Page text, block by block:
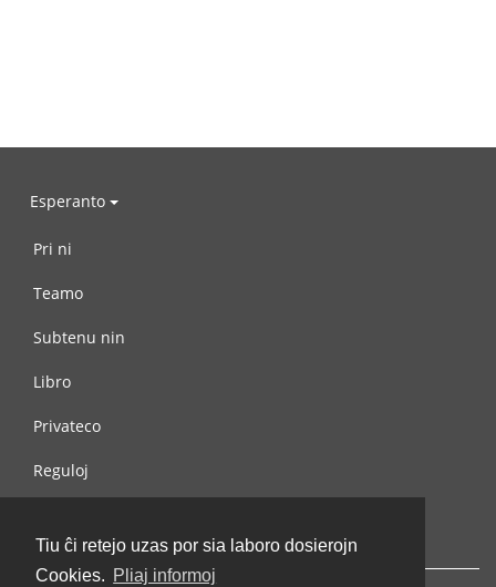
Tiu ĉi retejo uzas por sia laboro dosierojn
Cookies. Pliaj informoj
Esperanto
Pri ni
Teamo
Subtenu nin
Libro
Privateco
Reguloj